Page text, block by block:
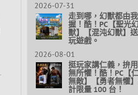
2026-07-31
走到哪，幻獸都由
握！酷！PC【聖光
獸】【混沌幻獸】
玩遊戲。
2026-08-01
挺玩家講仁義，拚
無所懼！酷！PC【
無敵】【勇者無懼
計限量 100 台！